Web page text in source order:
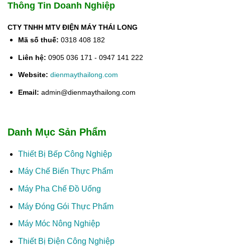
Thông Tin Doanh Nghiệp
CTY TNHH MTV ĐIỆN MÁY THÁI LONG
Mã số thuế: 0318 408 182
Liên hệ: 0905 036 171 - 0947 141 222
Website: dienmaythailong.com
Email: admin@dienmaythailong.com
Danh Mục Sản Phẩm
Thiết Bị Bếp Công Nghiệp
Máy Chế Biến Thực Phẩm
Máy Pha Chế Đồ Uống
Máy Đóng Gói Thực Phẩm
Máy Móc Nông Nghiệp
Thiết Bị Điện Công Nghiệp